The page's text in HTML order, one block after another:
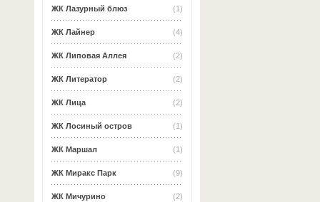
(1)
ЖК Лазурный блюз
(4)
ЖК Лайнер
(2)
ЖК Липовая Аллея
(2)
ЖК Литератор
(2)
ЖК Лица
(1)
ЖК Лосиный остров
(1)
ЖК Маршал
(9)
ЖК Миракс Парк
(2)
ЖК Мичурино